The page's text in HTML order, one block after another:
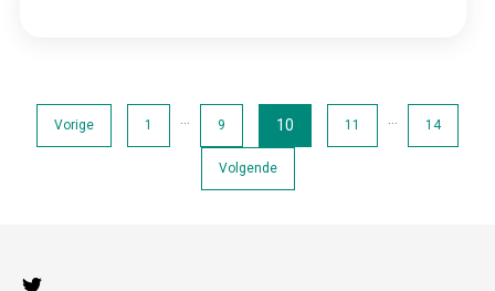
Berichten
Vorige 1 … 9 10 11 … 14
Volgende